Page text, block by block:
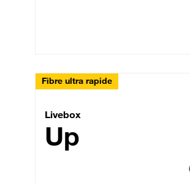
Fibre ultra rapide
Livebox Up
Livebox
Up